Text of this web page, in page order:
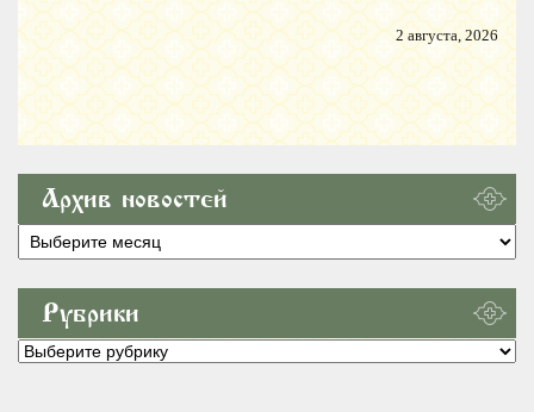
2 августа, 2026
Архив новостей
Архив
новостей
Рубрики
Рубрики